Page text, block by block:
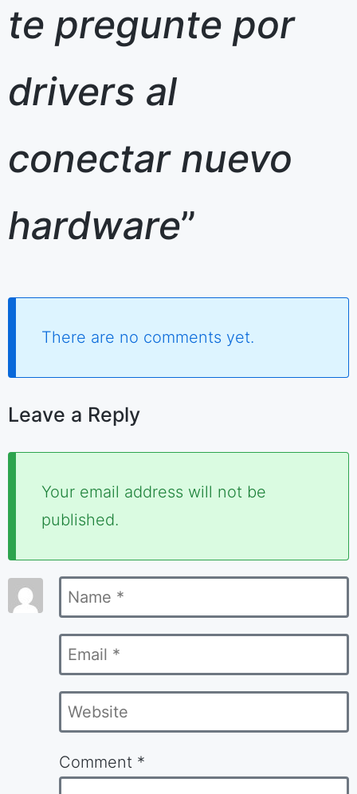
te pregunte por
drivers al
conectar nuevo
hardware”
There are no comments yet.
Leave a Reply
Your email address will not be
published.
Required
marked
Name
*
Email
*
Website
Comment *